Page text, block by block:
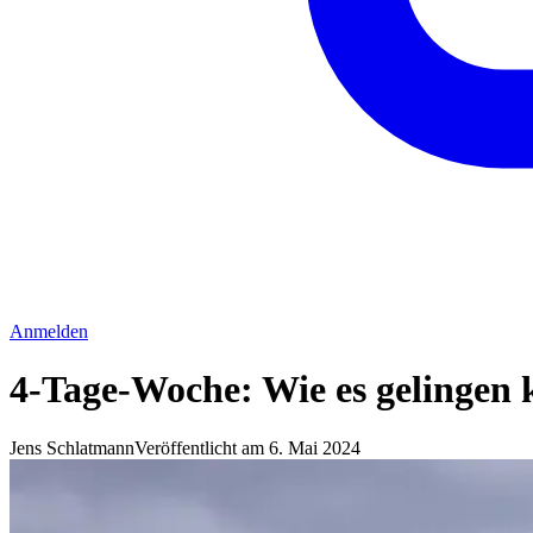
Anmelden
4-Tage-Woche: Wie es gelingen
Jens SchlatmannVeröffentlicht am 6. Mai 2024